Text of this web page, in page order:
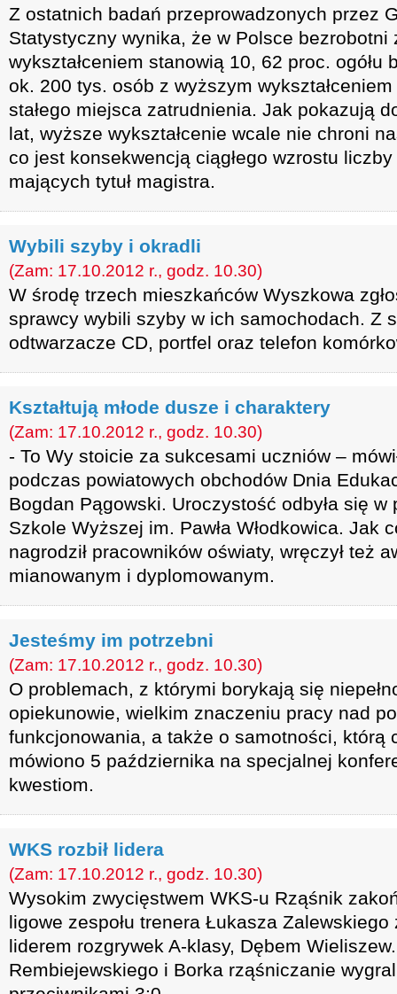
Z ostatnich badań przeprowadzonych przez
Statystyczny wynika, że w Polsce bezrobotni
wykształceniem stanowią 10, 62 proc. ogółu
ok. 200 tys. osób z wyższym
stałego miejsca zatrudnienia. Jak pokazują
lat, wyższe wykształcenie wcale nie chroni
co jest konsekwencją ciągłego wzrostu
mających tytuł magistra.
Wybili szyby i okradli
(Zam: 17.10.2012 r., godz. 10.30)
W środę trzech mieszkańców Wyszkowa
sprawcy wybili szyby w ich samochodach. Z
odtwarzacze CD, portfel oraz telefon
Kształtują młode dusze i charaktery
(Zam: 17.10.2012 r., godz. 10.30)
- To Wy stoicie za sukcesami uczniów –
podczas powiatowych obchodów Dnia
Bogdan Pągowski. Uroczystość odbyła się
Szkole Wyższej im. Pawła Włodkowica. Jak
nagrodził pracowników oświaty, wręczył też
mianowanym i dyplomowanym.
Jesteśmy im potrzebni
(Zam: 17.10.2012 r., godz. 10.30)
O problemach, z którymi borykają się
opiekunowie, wielkim znaczeniu pracy nad
funkcjonowania, a także o samotności, którą
mówiono 5 października na specjalnej
kwestiom.
WKS rozbił lidera
(Zam: 17.10.2012 r., godz. 10.30)
Wysokim zwycięstwem WKS-u Rząśnik
ligowe zespołu trenera Łukasza
liderem rozgrywek A-klasy, Dębem
Rembiejewskiego i Borka rząśniczanie